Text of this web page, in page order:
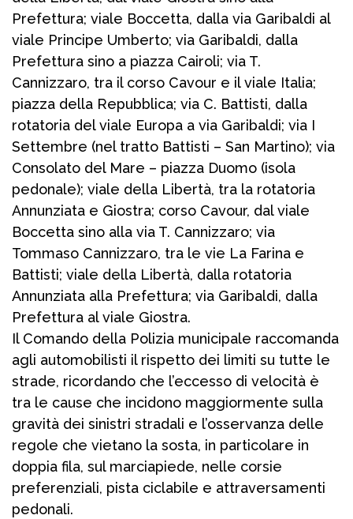
Prefettura; viale Boccetta, dalla via Garibaldi al
viale Principe Umberto; via Garibaldi, dalla
Prefettura sino a piazza Cairoli; via T.
Cannizzaro, tra il corso Cavour e il viale Italia;
piazza della Repubblica; via C. Battisti, dalla
rotatoria del viale Europa a via Garibaldi; via I
Settembre (nel tratto Battisti – San Martino); via
Consolato del Mare – piazza Duomo (isola
pedonale); viale della Libertà, tra la rotatoria
Annunziata e Giostra; corso Cavour, dal viale
Boccetta sino alla via T. Cannizzaro; via
Tommaso Cannizzaro, tra le vie La Farina e
Battisti; viale della Libertà, dalla rotatoria
Annunziata alla Prefettura; via Garibaldi, dalla
Prefettura al viale Giostra.
Il Comando della Polizia municipale raccomanda
agli automobilisti il rispetto dei limiti su tutte le
strade, ricordando che l’eccesso di velocità è
tra le cause che incidono maggiormente sulla
gravità dei sinistri stradali e l’osservanza delle
regole che vietano la sosta, in particolare in
doppia fila, sul marciapiede, nelle corsie
preferenziali, pista ciclabile e attraversamenti
pedonali.